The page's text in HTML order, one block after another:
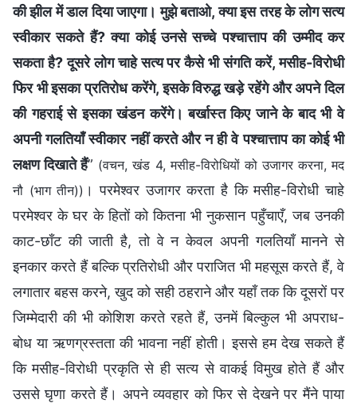
की झील में डाल दिया जाएगा। मुझे बताओ, क्या इस तरह के लोग सत्य
स्वीकार सकते हैं? क्या कोई उनसे सच्चे पश्चात्ताप की उम्मीद कर
सकता है? दूसरे लोग चाहे सत्य पर कैसे भी संगति करें, मसीह-विरोधी
फिर भी इसका प्रतिरोध करेंगे, इसके विरुद्ध खड़े रहेंगे और अपने दिल
की गहराई से इसका खंडन करेंगे। बर्खास्त किए जाने के बाद भी वे
अपनी गलतियाँ स्वीकार नहीं करते और न ही वे पश्चात्ताप का कोई भी
लक्षण दिखाते हैं” (वचन, खंड 4, मसीह-विरोधियों को उजागर करना, मद
नौ (भाग तीन)) । परमेश्वर उजागर करता है कि मसीह-विरोधी चाहे
परमेश्वर के घर के हितों को कितना भी नुकसान पहुँचाएँ, जब उनकी
काट-छाँट की जाती है, तो वे न केवल अपनी गलतियाँ मानने से
इनकार करते हैं बल्कि प्रतिरोधी और पराजित भी महसूस करते हैं, वे
लगातार बहस करने, खुद को सही ठहराने और यहाँ तक कि दूसरों पर
जिम्मेदारी की भी कोशिश करते रहते हैं, उनमें बिल्कुल भी अपराध-
बोध या ऋणग्रस्तता की भावना नहीं होती। इससे हम देख सकते हैं
कि मसीह-विरोधी प्रकृति से ही सत्य से वाकई विमुख होते हैं और
उससे घृणा करते हैं। अपने व्यवहार को फिर से देखने पर मैंने पाया